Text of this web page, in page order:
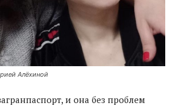
Алёхиной
и она без проблем